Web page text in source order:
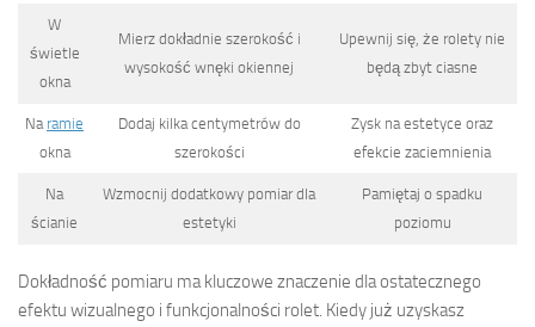
W
świetle
okna
Mierz dokładnie szerokość i
wysokość wnęki okiennej
Upewnij się, że rolety nie
będą zbyt ciasne
Na ramie
okna
Dodaj kilka centymetrów do
szerokości
Zysk na estetyce oraz
efekcie zaciemnienia
Na
ścianie
Wzmocnij dodatkowy pomiar dla
estetyki
Pamiętaj o spadku
poziomu
Dokładność pomiaru ma kluczowe znaczenie dla ostatecznego
efektu wizualnego i funkcjonalności rolet. Kiedy już uzyskasz